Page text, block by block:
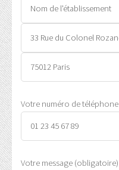
Votre numéro de téléphone
Votre message (obligatoire)